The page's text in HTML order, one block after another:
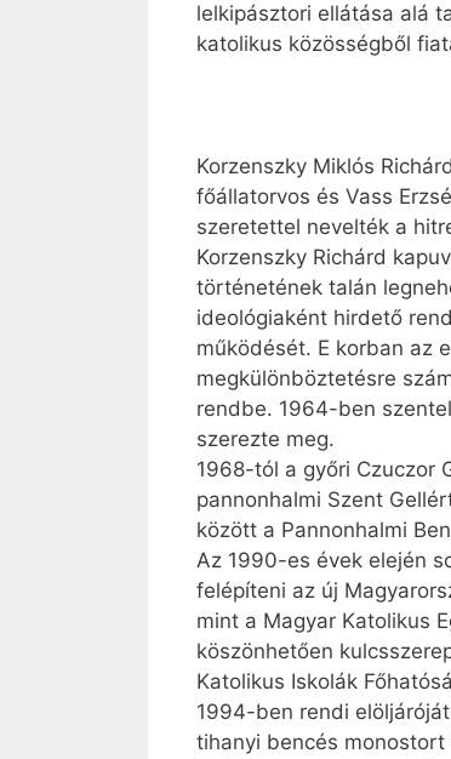
lelkipásztori ellátása alá
katolikus közösségből
Korzenszky Miklós
főállatorvos és Vass
szeretettel nevelték a
Korzenszky Richárd
történetének talán
ideológiaként hirdető
működését. E korban az
megkülönböztetésre
rendbe. 1964-ben
szerezte meg.
1968-tól a győri Czuczor
pannonhalmi Szent
között a Pannonhalmi
Az 1990-es évek elején
felépíteni az új
mint a Magyar Katolikus
köszönhetően
Katolikus Iskolák
1994-ben rendi
tihanyi bencés